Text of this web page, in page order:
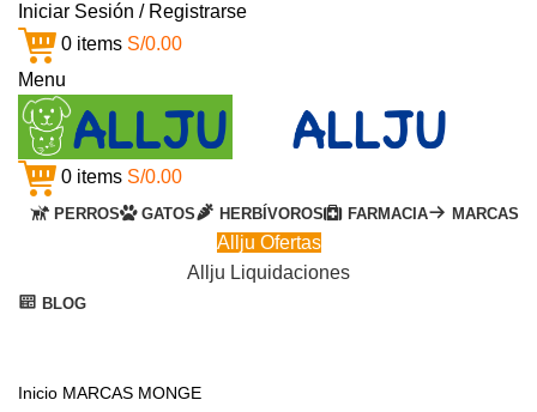
Iniciar Sesión / Registrarse
0 items S/0.00
Menu
0 items S/0.00
PERROS GATOS HERBÍVOROS FARMACIA MARCAS
Allju Ofertas
Allju Liquidaciones
BLOG
Agotado
Inicio MARCAS MONGE